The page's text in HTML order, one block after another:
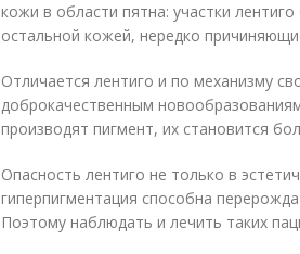
кожи в области пятна: участки
остальной кожей, нередко
Отличается лентиго и по механизму
доброкачественным
производят пигмент, их становится
Опасность лентиго не только в
гиперпигментация способна
Поэтому наблюдать и лечить таких